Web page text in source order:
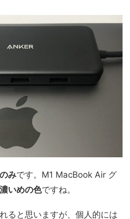
みです。M1 MacBook Air グ
いめの色ですね。
ると思いますが、個人的には